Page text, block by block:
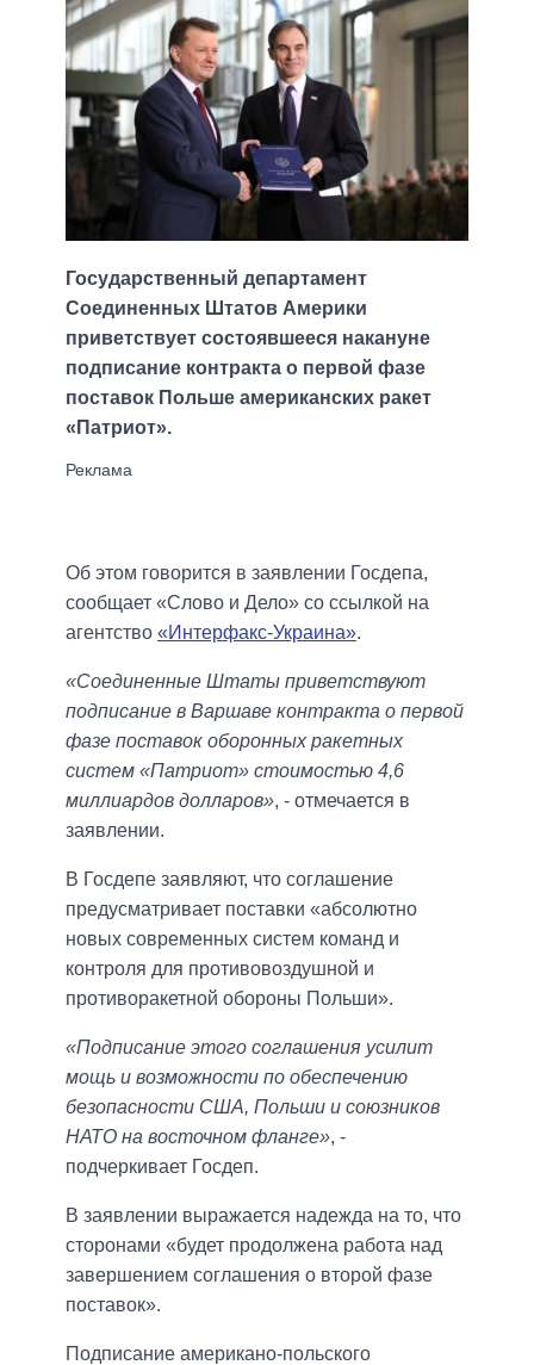
Государственный департамент
Соединенных Штатов Америки
приветствует состоявшееся накануне
подписание контракта о первой фазе
поставок Польше американских ракет
«Патриот».
Об этом говорится в заявлении Госдепа,
сообщает «Слово и Дело» со ссылкой на
агентство «Интерфакс-Украина».
«Соединенные Штаты приветствуют
подписание в Варшаве контракта о первой
фазе поставок оборонных ракетных
систем «Патриот» стоимостью 4,6
миллиардов долларов», - отмечается в
заявлении.
В Госдепе заявляют, что соглашение
предусматривает поставки «абсолютно
новых современных систем команд и
контроля для противовоздушной и
противоракетной обороны Польши».
«Подписание этого соглашения усилит
мощь и возможности по обеспечению
безопасности США, Польши и союзников
НАТО на восточном фланге», -
подчеркивает Госдеп.
В заявлении выражается надежда на то, что
сторонами «будет продолжена работа над
завершением соглашения о второй фазе
поставок».
Подписание американо-польского